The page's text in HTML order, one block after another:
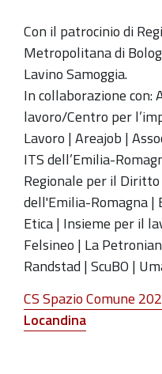
Con il patrocinio di
Metropolitana di
Lavino Samoggia.
In collaborazione con:
lavoro/Centro per
Lavoro | Areajob |
ITS dell’Emilia-
Regionale per il
dell'Emilia-Romagna
Etica | Insieme per il
Felsineo | La
Randstad | ScuBO |
CS Spazio Comune
Locandina